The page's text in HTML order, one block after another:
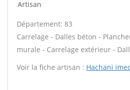
Artisan
Département: 83
Carrelage - Dalles béton -
murale - Carrelage extérieur -
Voir la fiche artisan : Hachani